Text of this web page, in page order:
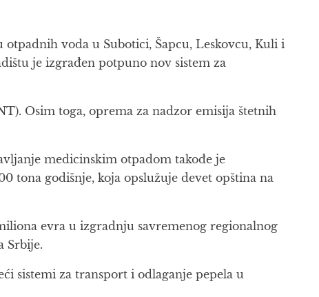
voda u Subotici, Šapcu, Leskovcu, Kuli i
je izgrađen potpuno nov sistem za
Osim toga, oprema za nadzor emisija štetnih
medicinskim otpadom takođe je
tona godišnje, koja opslužuje devet opština na
evra u izgradnju savremenog regionalnog
Srbije.
sistemi za transport i odlaganje pepela u